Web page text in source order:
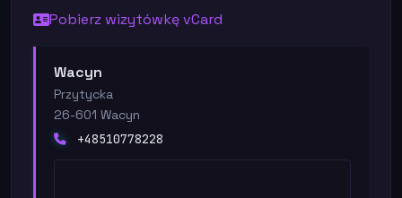
Pobierz wizytówkę vCard
Wacyn
Przytycka
26-601 Wacyn
+48510778228